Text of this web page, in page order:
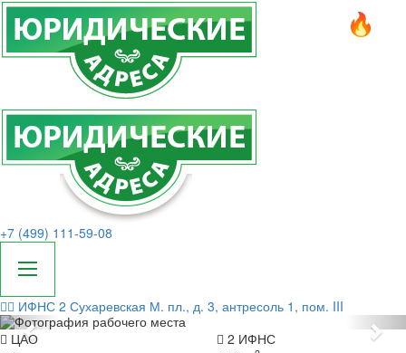
+7 (499) 111-59-08
ИФНС 2 Сухаревская М. пл., д. 3, антресоль 1, пом. III
Назад
ЦАО
2 ИФНС